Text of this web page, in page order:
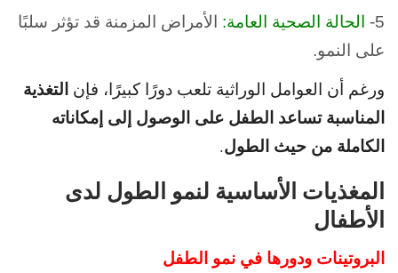
5- الحالة الصحية العامة: الأمراض المزمنة قد تؤثر سلبًا
على النمو.
ورغم أن العوامل الوراثية تلعب دورًا كبيرًا، فإن التغذية
المناسبة تساعد الطفل على الوصول إلى إمكاناته
الكاملة من حيث الطول.
المغذيات الأساسية لنمو الطول لدى
الأطفال
البروتينات ودورها في نمو الطفل